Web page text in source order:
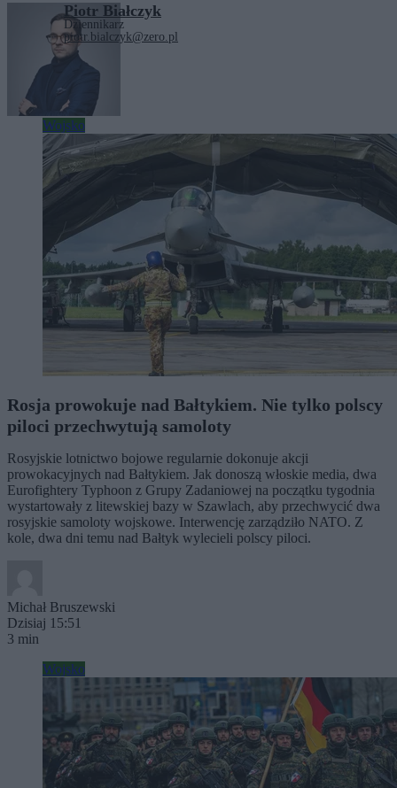
Piotr Białczyk
Dziennikarz
piotr.bialczyk@zero.pl
Zobacz również
Wojsko
Rosja prowokuje nad Bałtykiem. Nie tylko polscy
piloci przechwytują samoloty
Rosyjskie lotnictwo bojowe regularnie dokonuje akcji
prowokacyjnych nad Bałtykiem. Jak donoszą włoskie media, dwa
Eurofightery Typhoon z Grupy Zadaniowej na początku tygodnia
wystartowały z litewskiej bazy w Szawlach, aby przechwycić dwa
rosyjskie samoloty wojskowe. Interwencję zarządziło NATO. Z
kole, dwa dni temu nad Bałtyk wylecieli polscy piloci.
Michał Bruszewski
Dzisiaj 15:51
3 min
Wojsko